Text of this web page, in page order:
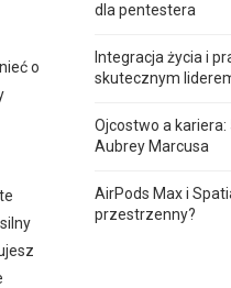
o
dla pentestera
Integracja życia i
skutecznym
Ojcostwo a
Aubrey Marcusa
AirPods Max i
przestrzenny?